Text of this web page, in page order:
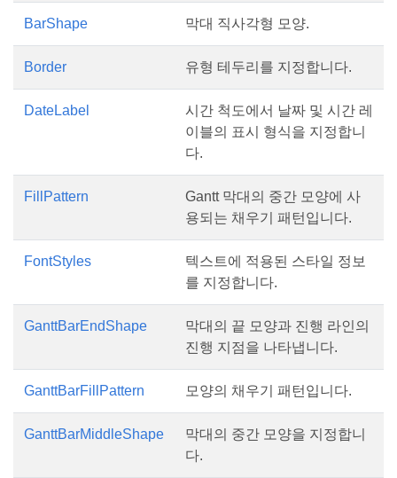
BarShape 막대 직사각형 모양.
Border 유형 테두리를 지정합니다.
DateLabel
시간 척도에서 날짜 및 시간 레
이블의 표시 형식을 지정합니
다.
FillPattern
Gantt 막대의 중간 모양에 사
용되는 채우기 패턴입니다.
FontStyles
텍스트에 적용된 스타일 정보
를 지정합니다.
GanttBarEndShape
막대의 끝 모양과 진행 라인의
진행 지점을 나타냅니다.
GanttBarFillPattern 모양의 채우기 패턴입니다.
GanttBarMiddleShape
막대의 중간 모양을 지정합니
다.